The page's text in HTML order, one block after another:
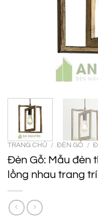
TRANG CHỦ / ĐÈN GỖ /
Đèn Gỗ: Mẫu đèn
lồng nhau trang